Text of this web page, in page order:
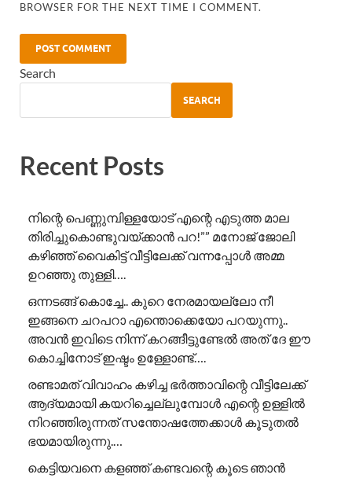
BROWSER FOR THE NEXT TIME I COMMENT.
Search
SEARCH
Recent Posts
നിന്റെ പെണ്ണുമ്പിള്ളയോട് എന്റെ എടുത്ത മാല
തിരിച്ചുകൊണ്ടുവയ്ക്കാൻ പറ!”” ​മനോജ് ജോലി
കഴിഞ്ഞ് വൈകിട്ട് വീട്ടിലേക്ക് വന്നപ്പോൾ അമ്മ
ഉറഞ്ഞു തുള്ളി….
ഒന്നടങ്ങ് കൊച്ചേ.. കുറെ നേരമായല്ലോ നീ
ഇങ്ങനെ ചറപറാ എന്തൊക്കെയോ പറയുന്നു..
അവൻ ഇവിടെ നിന്ന് കറങ്ങീട്ടുണ്ടേൽ അത് ദേ ഈ
കൊച്ചിനോട് ഇഷ്ടം ഉള്ളോണ്ട്….
രണ്ടാമത് വിവാഹം കഴിച്ച ഭർത്താവിന്റെ വീട്ടിലേക്ക്
ആദ്യമായി കയറിച്ചെല്ലുമ്പോൾ എന്റെ ഉള്ളിൽ
നിറഞ്ഞിരുന്നത് സന്തോഷത്തേക്കാൾ കൂടുതൽ
ഭയമായിരുന്നു.…
കെട്ടിയവനെ കളഞ്ഞ് കണ്ടവന്റെ കൂടെ ഞാൻ